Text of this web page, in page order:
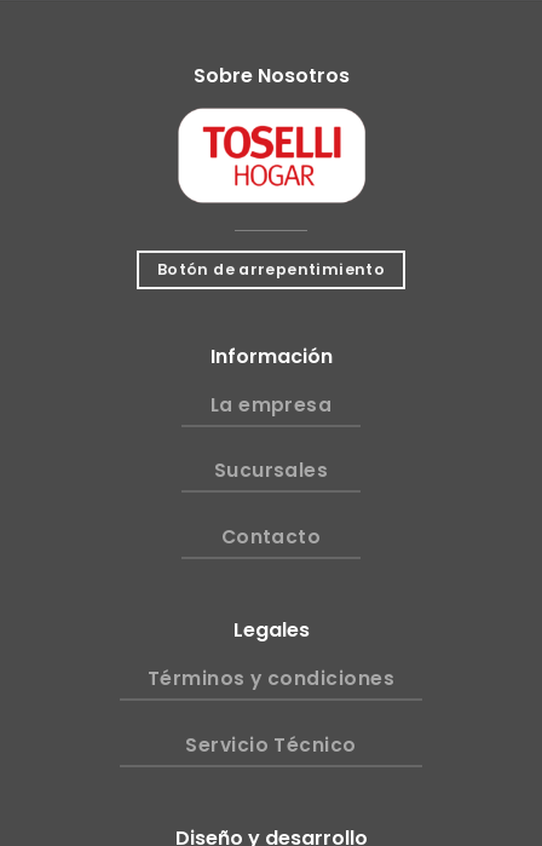
Sobre Nosotros
Botón de arrepentimiento
Información
La empresa
Sucursales
Contacto
Legales
Términos y condiciones
Servicio Técnico
Diseño y desarrollo